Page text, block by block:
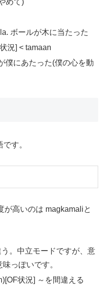
ボールが木に当たった
況] < tamaan
僕にあたった(僕の心を動
す。
が高いのは magkamaliと
。中立モードですが、意
っぽいです。
状況] ～を間違える